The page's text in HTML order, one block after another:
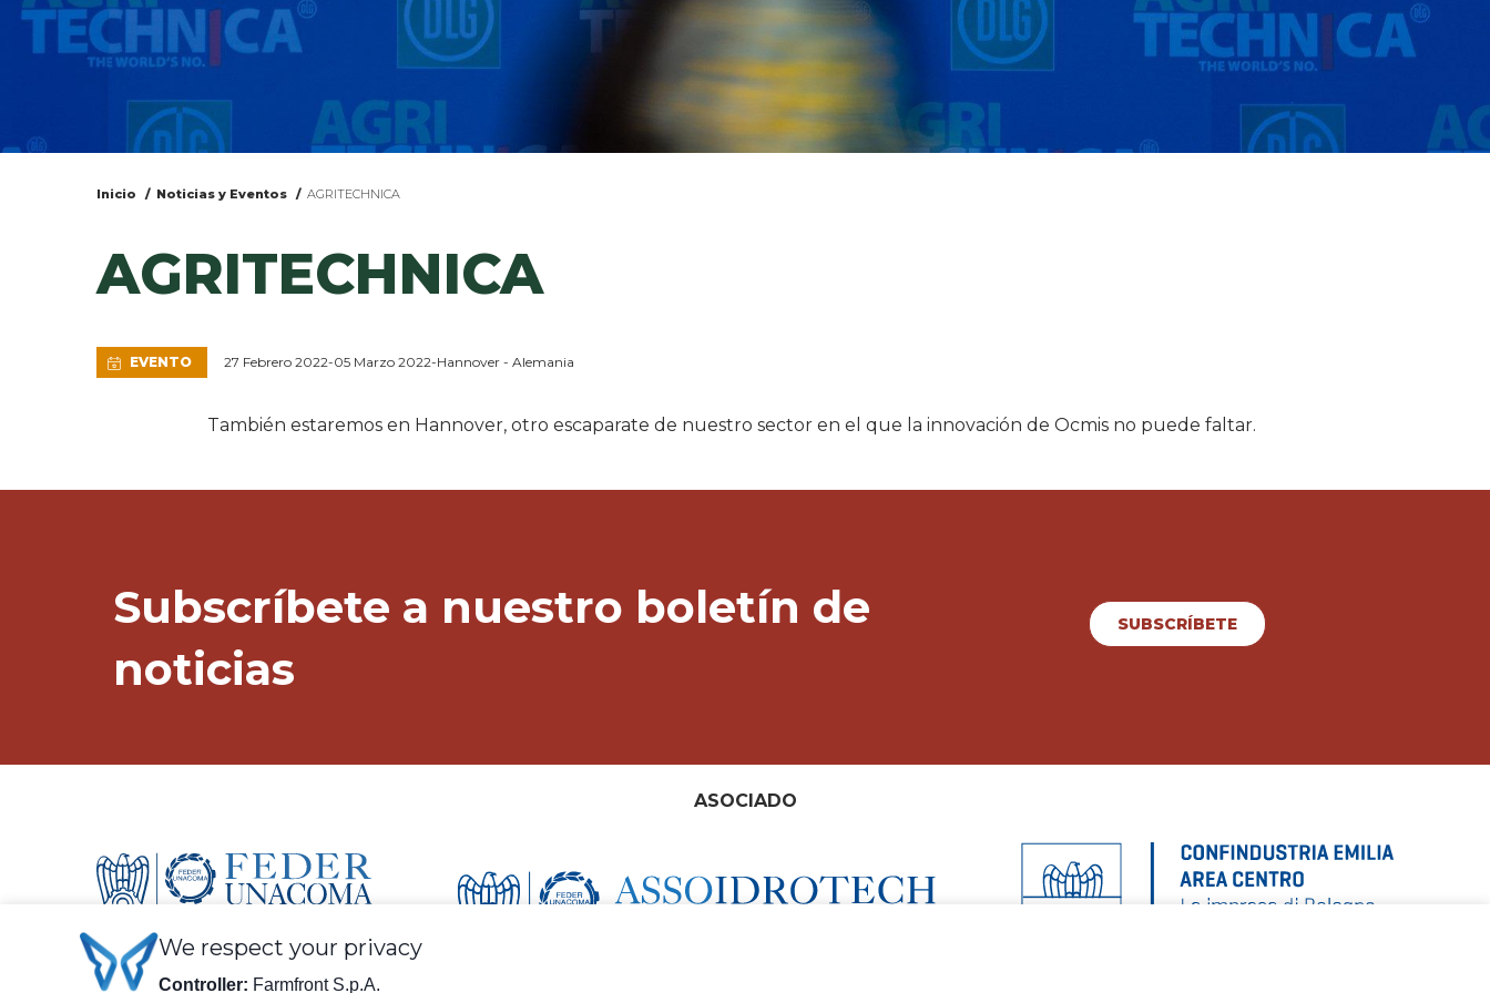
Usted
está
aquí
Inicio Noticias y Eventos AGRITECHNICA
AGRITECHNICA
EVENTO 27 Febrero 2022-05 Marzo 2022-Hannover - Alemania
También estaremos en Hannover, otro escaparate de nuestro sector en el que la innovación de Ocmis no puede faltar.
Subscríbete a nuestro boletín de
noticias
SUBSCRÍBETE
ASOCIADO
We respect your privacy
Controller: Farmfront S.p.A.